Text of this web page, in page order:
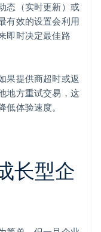
态（实时更新）或
有效的设置会利用
即时决定最佳路
果提供商超时或返
地方重试交易，这
体验速度。
长型企